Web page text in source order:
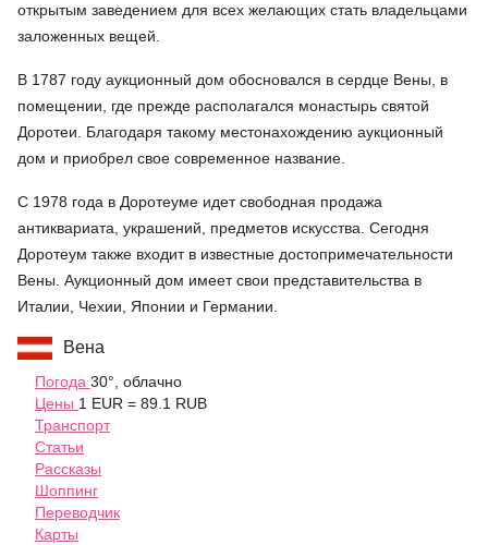
открытым заведением для всех желающих стать владельцами
заложенных вещей.
В 1787 году аукционный дом обосновался в сердце Вены, в
помещении, где прежде располагался монастырь святой
Доротеи. Благодаря такому местонахождению аукционный
дом и приобрел свое современное название.
С 1978 года в Доротеуме идет свободная продажа
антиквариата, украшений, предметов искусства. Сегодня
Доротеум также входит в известные достопримечательности
Вены. Аукционный дом имеет свои представительства в
Италии, Чехии, Японии и Германии.
Вена
Погода 30°, облачно
Цены 1 EUR = 89.1 RUB
Транспорт
Статьи
Рассказы
Шоппинг
Переводчик
Карты